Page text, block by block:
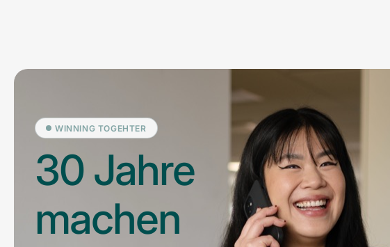
WINNING TOGEHTER
30 Jahre
machen